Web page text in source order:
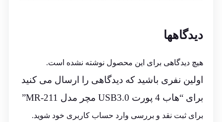
دیدگاهها
هیچ دیدگاهی برای این محصول نوشته نشده است.
اولین نفری باشید که دیدگاهی را ارسال می کنید
برای “هاب 4 پورت USB3.0 مچر مدل MR-211”
برای ثبت نقد و بررسی وارد حساب کاربری خود شوید.